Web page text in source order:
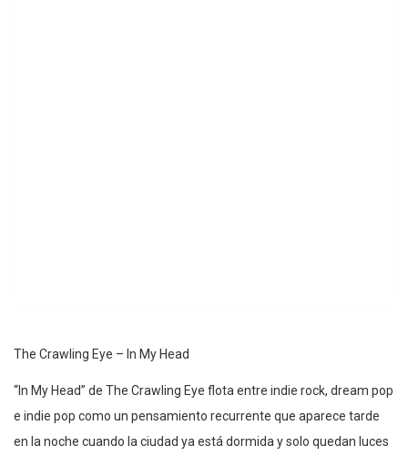
The Crawling Eye – In My Head
“In My Head” de The Crawling Eye flota entre indie rock, dream pop
e indie pop como un pensamiento recurrente que aparece tarde
en la noche cuando la ciudad ya está dormida y solo quedan luces